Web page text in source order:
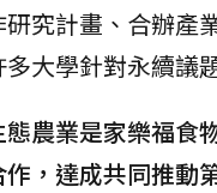
究計畫、合辦產
大學針對永續議
農業是家樂福食
，達成共同推動